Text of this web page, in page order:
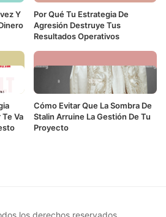
Y
Por Qué Tu Estrategia De
Agresión Destruye Tus
Resultados Operativos
Va
Cómo Evitar Que La Sombra De
Stalin Arruine La Gestión De Tu
Proyecto
los derechos reservados.